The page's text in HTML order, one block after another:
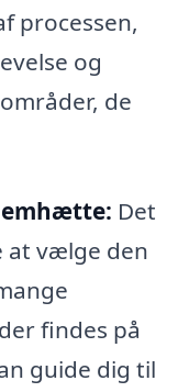
processen,
og
de
emhætte: Det
vælge den
findes på
guide dig til